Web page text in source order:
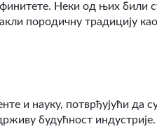
Неки од њих били
породичну традицију
и науку, потврђујући да
будућност